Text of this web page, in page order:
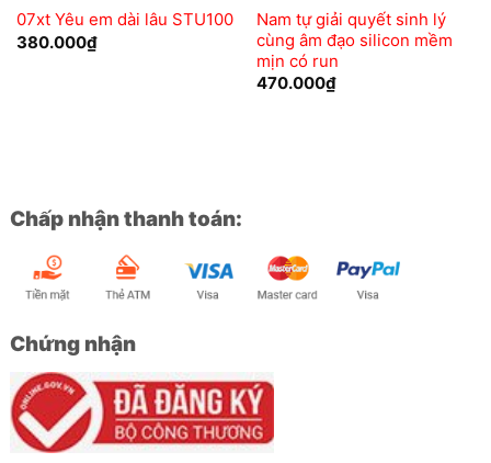
07xt Yêu em dài lâu STU100
380.000₫
Nam tự giải quyết sinh lý
cùng âm đạo silicon mềm
mịn có run
470.000₫
Chấp nhận thanh toán:
Chứng nhận